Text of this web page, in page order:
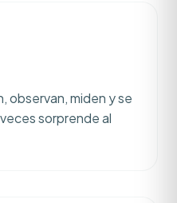
observan, miden y se
sorprende al